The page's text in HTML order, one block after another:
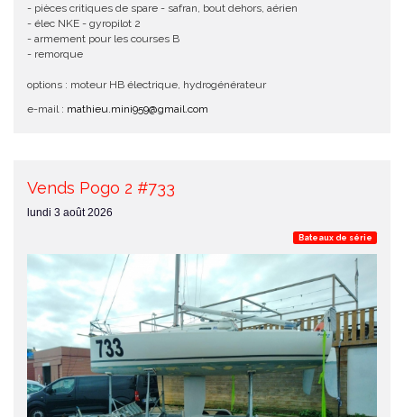
- pièces critiques de spare - safran, bout dehors, aérien
- élec NKE - gyropilot 2
- armement pour les courses B
- remorque
options : moteur HB électrique, hydrogénérateur
e-mail : mathieu.mini959@gmail.com
Vends Pogo 2 #733
lundi 3 août 2026
Bateaux de série